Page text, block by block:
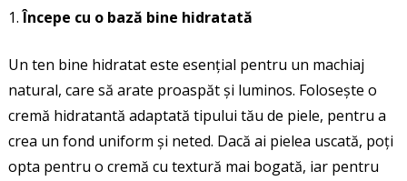
Începe cu o bază bine hidratată
Un ten bine hidratat este esențial pentru un machiaj
natural, care să arate proaspăt și luminos. Folosește o
cremă hidratantă adaptată tipului tău de piele, pentru a
crea un fond uniform și neted. Dacă ai pielea uscată, poți
opta pentru o cremă cu textură mai bogată, iar pentru